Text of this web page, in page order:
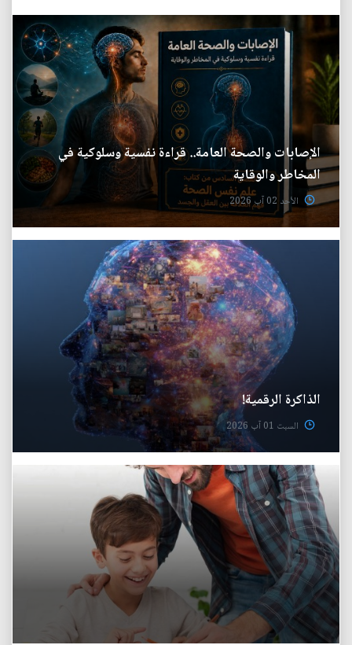
الإصابات والصحة العامة.. قراءة نفسية وسلوكية في
المخاطر والوقاية
الأحد 02 آب 2026
الذاكرة الرقمية!
السبت 01 آب 2026